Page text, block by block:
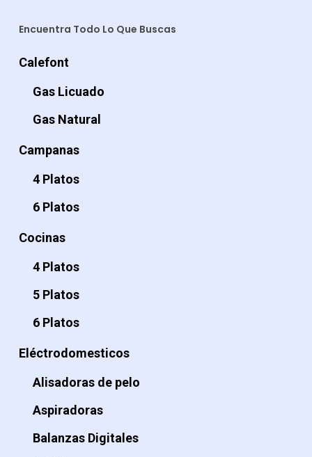
Encuentra Todo Lo Que Buscas
Calefont
Gas Licuado
Gas Natural
Campanas
4 Platos
6 Platos
Cocinas
4 Platos
5 Platos
6 Platos
Eléctrodomesticos
Alisadoras de pelo
Aspiradoras
Balanzas Digitales